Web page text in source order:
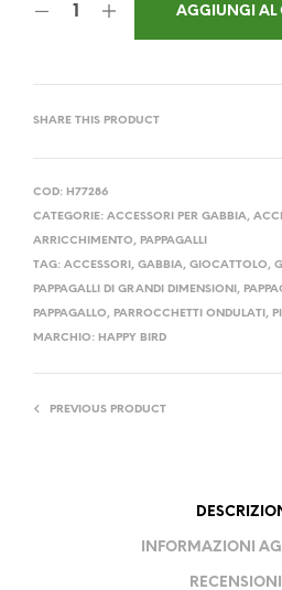
era:
è:
AGGIUNGI AL
SHARE THIS PRODUCT
COD: H77286
CATEGORIE: ACCESSORI PER GABBIA,
ARRICCHIMENTO, PAPPAGALLI
TAG: ACCESSORI , GABBIA, GIOCATTOLO,
PAPPAGALLI DI GRANDI DIMENSIONI ,
PAPPAGALLO, PARROCCHETTI ONDULATI ,
MARCHIO: HAPPY BIRD
PREVIOUS PRODUCT
INFORMAZIONI